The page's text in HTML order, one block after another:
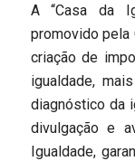
A “Casa da
promovido pela
criação de
igualdade,
diagnóstico da
divulgação e
Igualdade,